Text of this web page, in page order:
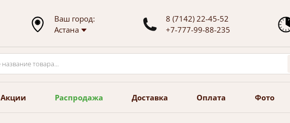
Ваш город:
Астана
8 (7142) 22-45-52
+7-777-99-88-235
Акции Распродажа Доставка Оплата Фото